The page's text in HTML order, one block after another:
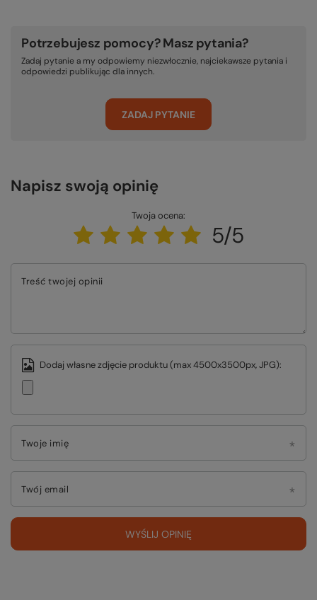
Potrzebujesz pomocy? Masz pytania?
Zadaj pytanie a my odpowiemy niezwłocznie, najciekawsze pytania i
odpowiedzi publikując dla innych.
ZADAJ PYTANIE
Napisz swoją opinię
Twoja ocena:
5/5
Treść twojej opinii
Dodaj własne zdjęcie produktu (max 4500x3500px, JPG):
Twoje imię
Twój email
WYŚLIJ OPINIĘ